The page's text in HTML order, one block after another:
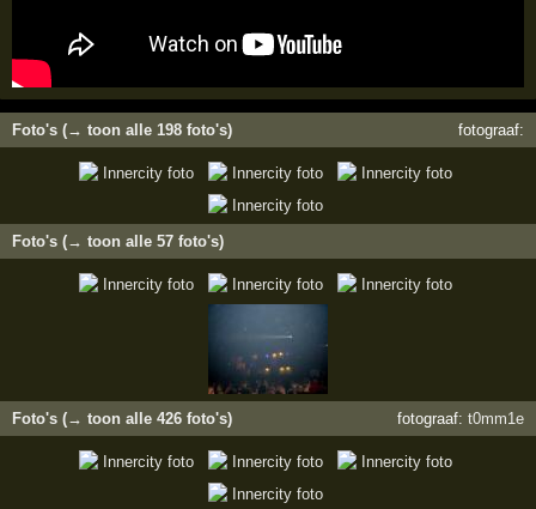
Foto's (→ toon alle 198 foto's) fotograaf:
Foto's (→ toon alle 57 foto's)
Foto's (→ toon alle 426 foto's) fotograaf: t0mm1e